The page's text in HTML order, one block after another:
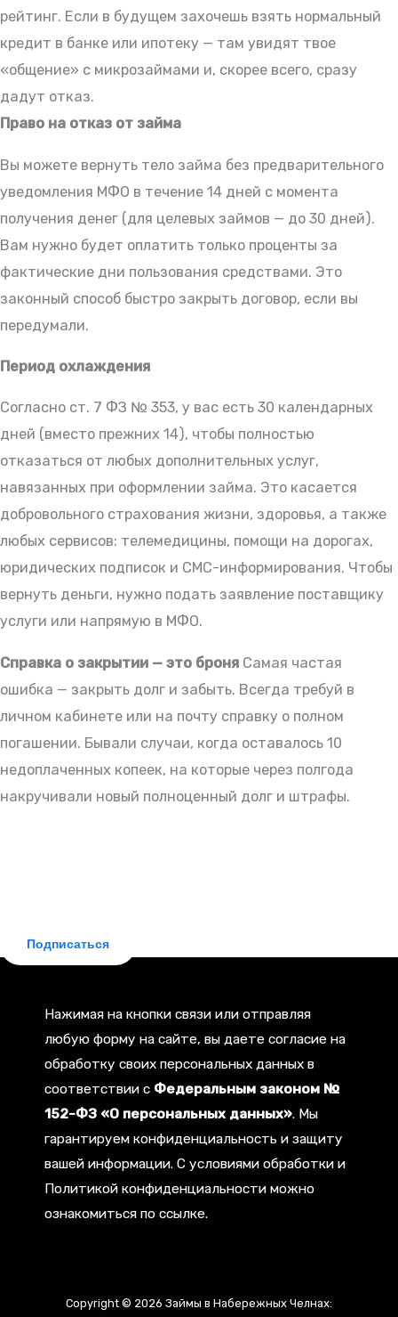
рейтинг. Если в будущем захочешь взять нормальный
кредит в банке или ипотеку — там увидят твое
«общение» с микрозаймами и, скорее всего, сразу
дадут отказ.
Право на отказ от займа
Вы можете вернуть тело займа без предварительного
уведомления МФО в течение 14 дней с момента
получения денег (для целевых займов — до 30 дней).
Вам нужно будет оплатить только проценты за
фактические дни пользования средствами. Это
законный способ быстро закрыть договор, если вы
передумали.
Период охлаждения
Согласно ст. 7 ФЗ № 353, у вас есть 30 календарных
дней (вместо прежних 14), чтобы полностью
отказаться от любых дополнительных услуг,
навязанных при оформлении займа. Это касается
добровольного страхования жизни, здоровья, а также
любых сервисов: телемедицины, помощи на дорогах,
юридических подписок и СМС-информирования. Чтобы
вернуть деньги, нужно подать заявление поставщику
услуги или напрямую в МФО.
Справка о закрытии — это броня Самая частая
ошибка — закрыть долг и забыть. Всегда требуй в
личном кабинете или на почту справку о полном
погашении. Бывали случаи, когда оставалось 10
недоплаченных копеек, на которые через полгода
накручивали новый полноценный долг и штрафы.
Подписаться
Нажимая на кнопки связи или отправляя
любую форму на сайте, вы даете согласие на
обработку своих персональных данных в
соответствии с Федеральным законом №
152-ФЗ «О персональных данных». Мы
гарантируем конфиденциальность и защиту
вашей информации. С условиями обработки и
Политикой конфиденциальности можно
ознакомиться по ссылке.
Copyright © 2026 Займы в Набережных Челнах: